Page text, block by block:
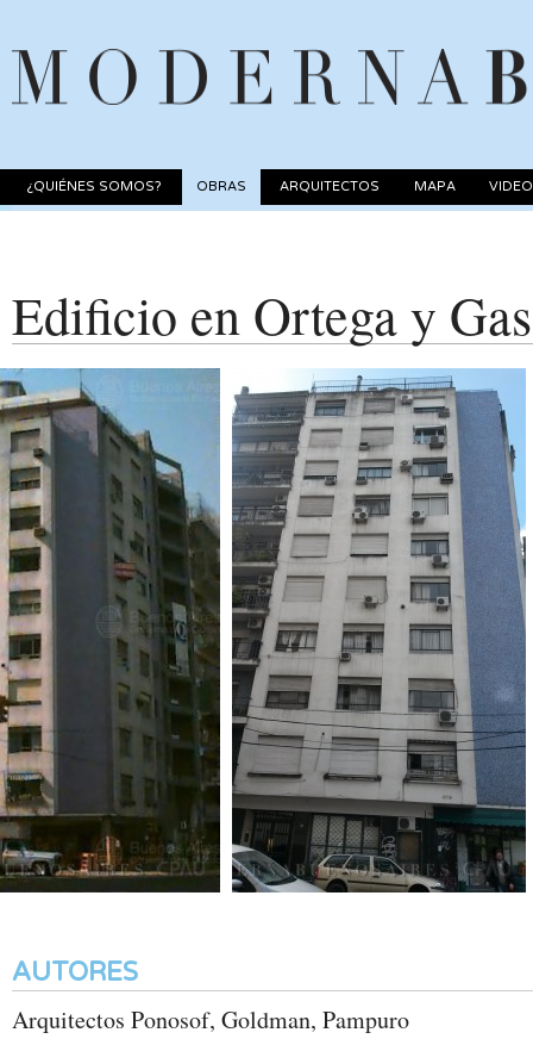
¿QUIÉNES SOMOS? OBRAS ARQUITECTOS MAPA
Edificio en Ortega y
AUTORES
Arquitectos Ponosof, Goldman, Pampuro